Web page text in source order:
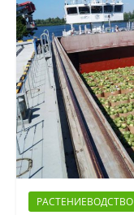
РАСТЕНИЕВОДСТВО